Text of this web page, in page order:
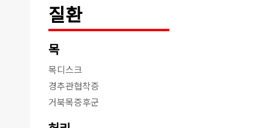
질환
목
목디스크
경추관협착증
거북목증후군